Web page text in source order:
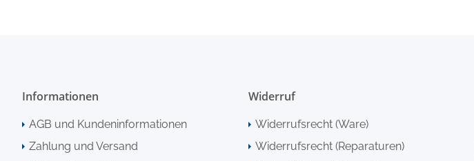
Informationen
AGB und Kundeninformationen
Zahlung und Versand
Widerruf
Widerrufsrecht (Ware)
Widerrufsrecht (Reparaturen)